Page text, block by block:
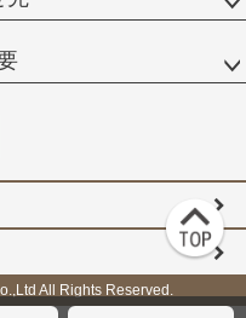
All Rights Reserved.